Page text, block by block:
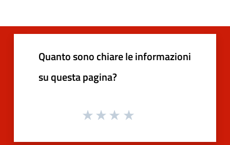
Quanto sono chiare le informazioni
su questa pagina?